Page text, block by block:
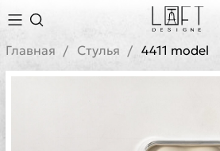
Главная Стулья 4411 model